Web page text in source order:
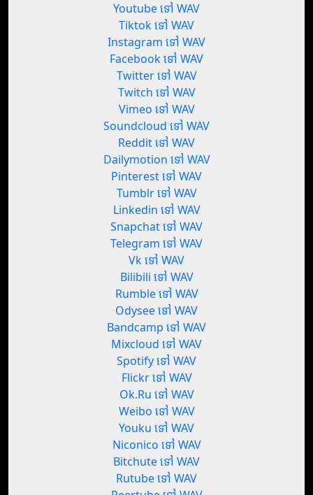
Youtube ទៅ WAV
Tiktok ទៅ WAV
Instagram ទៅ WAV
Facebook ទៅ WAV
Twitter ទៅ WAV
Twitch ទៅ WAV
Vimeo ទៅ WAV
Soundcloud ទៅ WAV
Reddit ទៅ WAV
Dailymotion ទៅ WAV
Pinterest ទៅ WAV
Tumblr ទៅ WAV
Linkedin ទៅ WAV
Snapchat ទៅ WAV
Telegram ទៅ WAV
Vk ទៅ WAV
Bilibili ទៅ WAV
Rumble ទៅ WAV
Odysee ទៅ WAV
Bandcamp ទៅ WAV
Mixcloud ទៅ WAV
Spotify ទៅ WAV
Flickr ទៅ WAV
Ok.Ru ទៅ WAV
Weibo ទៅ WAV
Youku ទៅ WAV
Niconico ទៅ WAV
Bitchute ទៅ WAV
Rutube ទៅ WAV